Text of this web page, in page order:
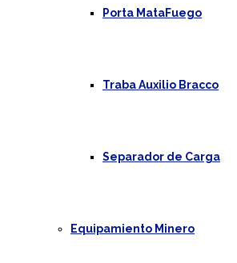
Porta MataFuego
Traba Auxilio Bracco
Separador de Carga
Equipamiento Minero